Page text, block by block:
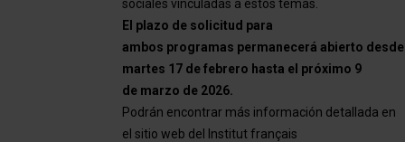
sociales vinculadas a estos temas.
El plazo de solicitud para
ambos programas permanecerá abierto
martes 17 de febrero hasta el próximo 9
de marzo de 2026.
Podrán encontrar más información detallada en
el sitio web del Institut français